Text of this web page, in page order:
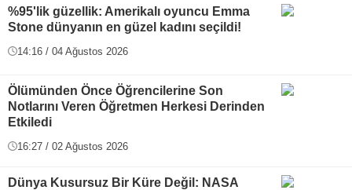
%95'lik güzellik: Amerikalı oyuncu Emma
Stone dünyanın en güzel kadını seçildi!
14:16 / 04 Ağustos 2026
Ölümünden Önce Öğrencilerine Son
Notlarını Veren Öğretmen Herkesi Derinden
Etkiledi
16:27 / 02 Ağustos 2026
Dünya Kusursuz Bir Küre Değil: NASA